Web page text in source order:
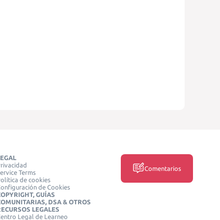
Terms
de cookies
de Cookies
GUÍAS
DSA & OTROS
LEGALES
Legal de Learneo
Comentarios